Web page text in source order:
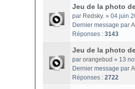
Jeu de la photo
par Redsky. » 04 juin
Dernier message par
Réponses : 3143
Jeu de la photo
par orangebud » 13
Dernier message par
Réponses : 2722